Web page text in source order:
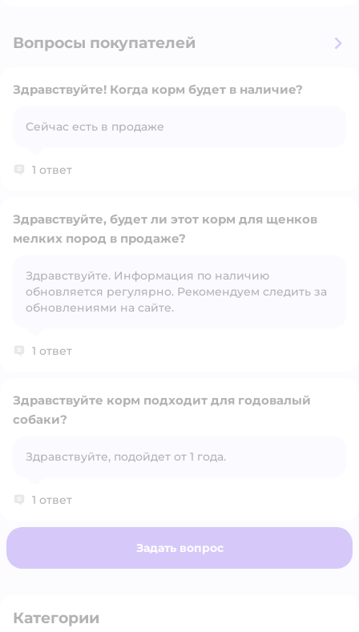
Вопросы покупателей
Здравствуйте! Когда корм будет в наличие?
Сейчас есть в продаже
1 ответ
Открыть вопрос
Здравствуйте, будет ли этот корм для щенков
мелких пород в продаже?
Здравствуйте. Информация по наличию
обновляется регулярно. Рекомендуем следить за
обновлениями на сайте.
1 ответ
Открыть вопрос
Здравствуйте корм подходит для годовалый
собаки?
Здравствуйте, подойдет от 1 года.
1 ответ
Задать вопрос
Категории